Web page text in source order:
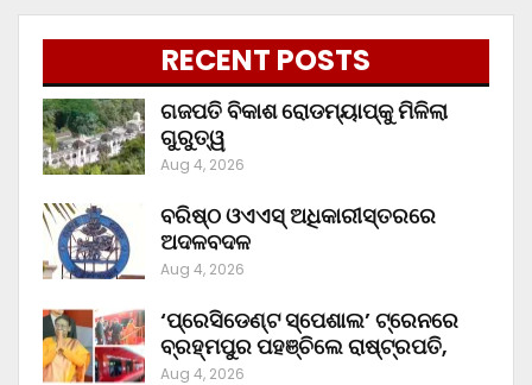
RECENT POSTS
ଗଜପତି ବିକାଶ ରୋଡମ୍ୟାପ୍‌କୁ ମିଳିଲା
ଗୁରୁତ୍ୱ
Aug 4, 2026
ବରିଷ୍ଠ ଓଏଏସ୍‌ ଅଧିକାରୀସ୍ତରରେ
ଅଦଳବଦଳ
Aug 4, 2026
‘ପ୍ରେସିଡେଣ୍ଟ ସ୍ପେଶାଲ’ ଟ୍ରେନରେ
ବ୍ରହ୍ମପୁର ପହଞ୍ଚିଲେ ରାଷ୍ଟ୍ରପତି,
Aug 4, 2026